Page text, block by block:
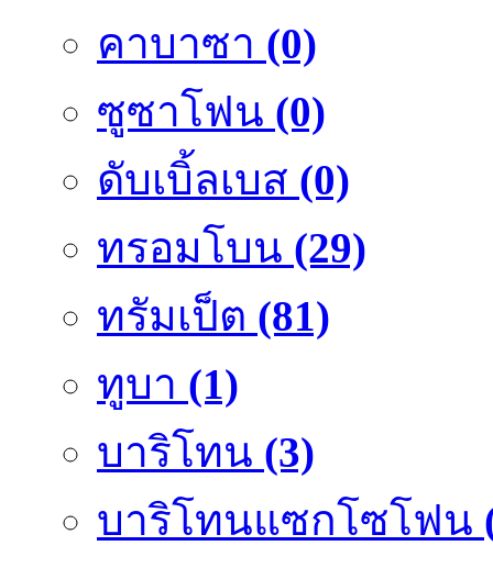
คาบาซา (0)
ซูซาโฟน (0)
ดับเบิ้ลเบส (0)
ทรอมโบน (29)
ทรัมเป็ต (81)
ทูบา (1)
บาริโทน (3)
บาริโทนแซกโซโฟน